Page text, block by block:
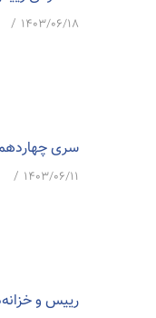
۱۴۰۳/۰۶/۱۸ /
سری چهاردهم
۱۴۰۳/۰۶/۱۱ /
رییس و خزانه‌دار جدید